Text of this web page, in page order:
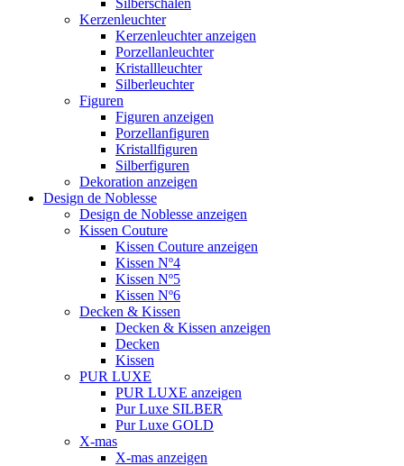
Silberschalen
Kerzenleuchter
Kerzenleuchter anzeigen
Porzellanleuchter
Kristallleuchter
Silberleuchter
Figuren
Figuren anzeigen
Porzellanfiguren
Kristallfiguren
Silberfiguren
Dekoration anzeigen
Design de Noblesse
Design de Noblesse anzeigen
Kissen Couture
Kissen Couture anzeigen
Kissen Nº4
Kissen Nº5
Kissen Nº6
Decken & Kissen
Decken & Kissen anzeigen
Decken
Kissen
PUR LUXE
PUR LUXE anzeigen
Pur Luxe SILBER
Pur Luxe GOLD
X-mas
X-mas anzeigen